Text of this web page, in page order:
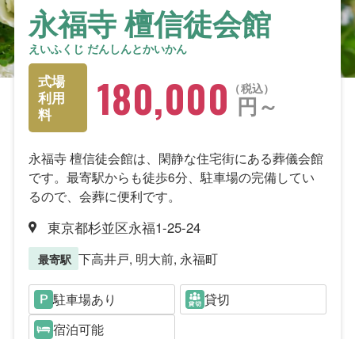
永福寺 檀信徒会館
えいふくじ だんしんとかいかん
式場
利用
料
税込
180,000 円～
永福寺 檀信徒会館は、閑静な住宅街にある葬儀会館
です。最寄駅からも徒歩6分、駐車場の完備してい
るので、会葬に便利です。
東京都杉並区永福1-25-24
最寄駅 下高井戸, 明大前, 永福町
駐車場あり
貸切
宿泊可能